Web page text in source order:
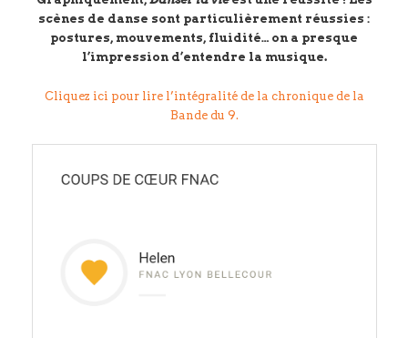
scènes de danse sont particulièrement réussies :
postures, mouvements, fluidité… on a presque
l’impression d’entendre la musique.
Cliquez ici pour lire l’intégralité de la chronique de la
Bande du 9.